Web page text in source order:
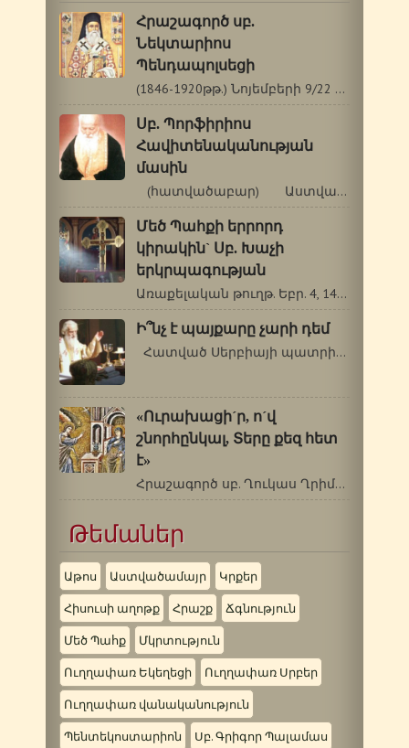
Հրաշագործ սբ.
Նեկտարիոս
Պենդապոլսեցի
(1846-1920թթ.) Նոյեմբերի 9/22 Սբ. Նեկտարիոսը…
Սբ. Պորֆիրիոս
Հավիտենականության
մասին
(հատվածաբար) Աստվածաշունչն…
Մեծ Պահքի երրորդ
կիրակին` Սբ. Խաչի
երկրպագության
Առաքելական թուղթ. Եբր. 4, 14-5, 6: Ավետարան.…
Ի՞նչ է պայքարը չարի դեմ
Հատված Սերբիայի պատրիարք Պավելի…
«Ուրախացի´ր, ո´վ
շնորհընկալ, Տերը քեզ հետ
է»
Հրաշագործ սբ. Ղուկաս Ղրիմեցի (1877-1961թթ.)…
Թեմաներ
Աթոս Աստվածամայր Կրքեր
Հիսուսի աղոթք Հրաշք Ճգնություն
Մեծ Պահք Մկրտություն
Ուղղափառ Եկեղեցի Ուղղափառ Սրբեր
Ուղղափառ վանականություն
Պենտեկոստարիոն Սբ. Գրիգոր Պալամաս